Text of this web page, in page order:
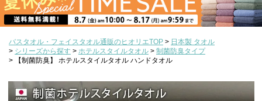
バスタオル・フェイスタオル通販のヒオリエTOP
日本製 タオル
シリーズから探す
ホテルスタイルタオル
制菌防臭タイプ
【制菌防臭】 ホテルスタイルタオル ハンドタオル